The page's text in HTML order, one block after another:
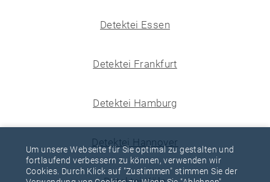
Detektei Essen
Detektei Frankfurt
Detektei Hamburg
Detektei Hannover
Um unsere Webseite für Sie optimal zu gestalten und
fortlaufend verbessern zu können, verwenden wir
Cookies. Durch Klick auf "Zustimmen" stimmen Sie der